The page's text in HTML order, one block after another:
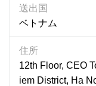
送出国
ベトナム
住所
12th Floor, CEO
iem District, Ha